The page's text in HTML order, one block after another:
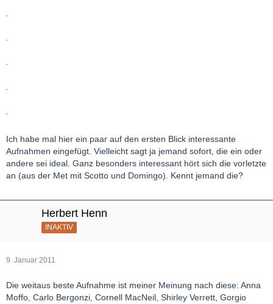
Ich habe mal hier ein paar auf den ersten Blick interessante
Aufnahmen eingefügt. Vielleicht sagt ja jemand sofort, die ein oder
andere sei ideal. Ganz besonders interessant hört sich die vorletzte
an (aus der Met mit Scotto und Domingo). Kennt jemand die?
Herbert Henn
INAKTIV
9. Januar 2011
Die weitaus beste Aufnahme ist meiner Meinung nach diese: Anna
Moffo, Carlo Bergonzi, Cornell MacNeil, Shirley Verrett, Gorgio